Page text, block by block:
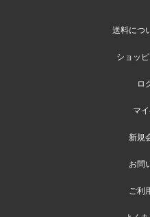
送料につ
ショッ
ロ
マ
新規
お問
ご利